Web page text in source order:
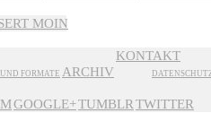
MOIN
FORMATE ARCHIV
KONTAKT
GOOGLE+TUMBLRTWITTER